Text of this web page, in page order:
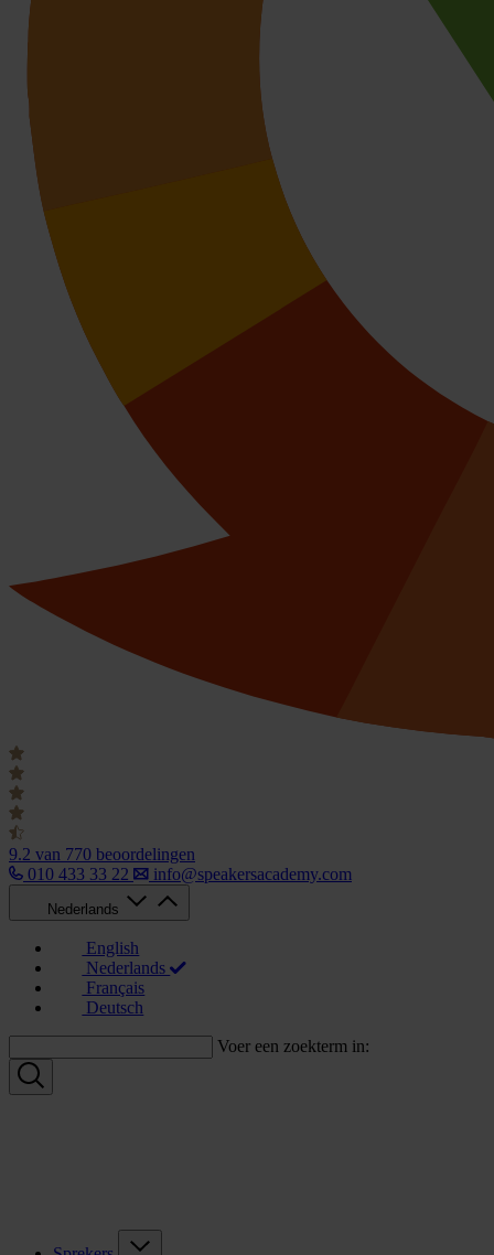
9.2 van 770 beoordelingen
010 433 33 22
info@speakersacademy.com
Nederlands
English
Nederlands
Français
Deutsch
Voer een zoekterm in: